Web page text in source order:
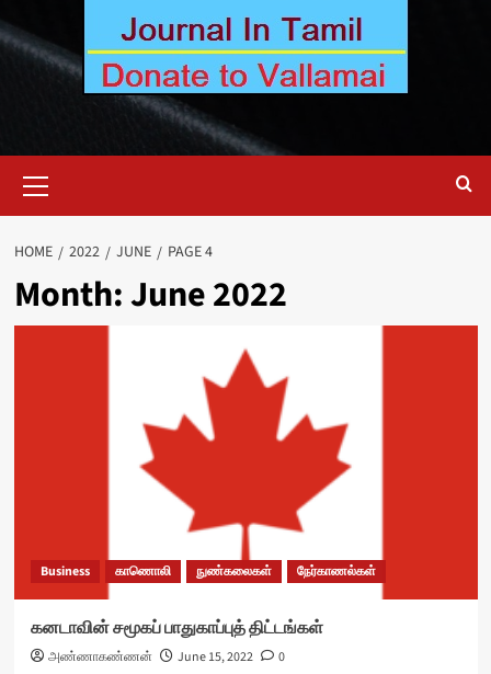
Menu
HOME 2022 JUNE PAGE 4
Month:June 2022
Business காணொலி நுண்கலைகள் நேர்காணல்கள்
கனடாவின் சமூகப் பாதுகாப்புத் திட்டங்கள்
அண்ணாகண்ணன் June 15, 2022 0